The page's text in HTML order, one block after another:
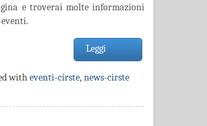
e troverai molte informazioni
Leggi
witheventi-cirste,news-cirste